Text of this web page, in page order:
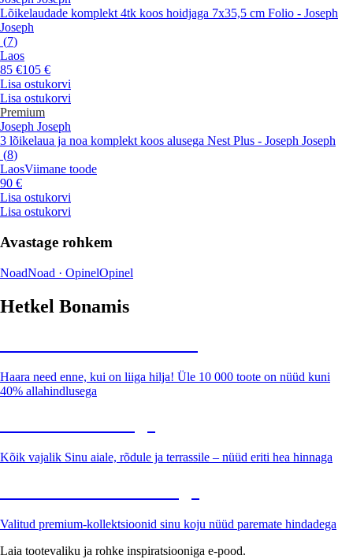
Lõikelaudade komplekt 4tk koos hoidjaga 7x35,5 cm Folio - Joseph
Joseph
(7)
Laos
85 €105 €
Lisa ostukorvi
Lisa ostukorvi
Premium
Joseph Joseph
3 lõikelaua ja noa komplekt koos alusega Nest Plus - Joseph Joseph
(8)
LaosViimane toode
90 €
Lisa ostukorvi
Lisa ostukorvi
Avastage rohkem
NoadNoad · OpinelOpinel
Hetkel Bonamis
Haara need enne, kui on liiga hilja! Üle 10 000 toote on nüüd kuni
40% allahindlusega
Kõik vajalik Sinu aiale, rõdule ja terrassile – nüüd eriti hea hinnaga
Valitud premium-kollektsioonid sinu koju nüüd paremate hindadega
Laia tootevaliku ja rohke inspiratsiooniga e-pood.